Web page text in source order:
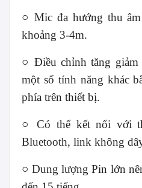
○ Mic đa hướng thu
khoảng 3-4m.
○ Điều chỉnh tăng
một số tính năng khác
phía trên thiết bị.
○ Có thể kết nối với
Bluetooth, link không
○ Dung lượng Pin lớn